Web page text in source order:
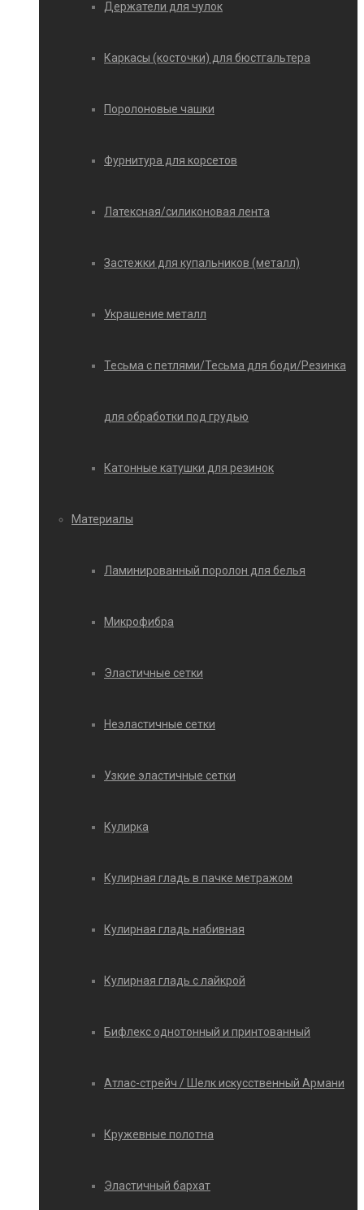
Держатели для чулок
Каркасы (косточки) для бюстгальтера
Поролоновые чашки
Фурнитура для корсетов
Латексная/силиконовая лента
Застежки для купальников (металл)
Украшение металл
Тесьма с петлями/Тесьма для боди/Резинка
для обработки под грудью
Катонные катушки для резинок
Материалы
Ламинированный поролон для белья
Микрофибра
Эластичные сетки
Неэластичные сетки
Узкие эластичные сетки
Кулирка
Кулирная гладь в пачке метражом
Кулирная гладь набивная
Кулирная гладь с лайкрой
Бифлекс однотонный и принтованный
Атлас-стрейч / Шелк искусственный Армани
Кружевные полотна
Эластичный бархат